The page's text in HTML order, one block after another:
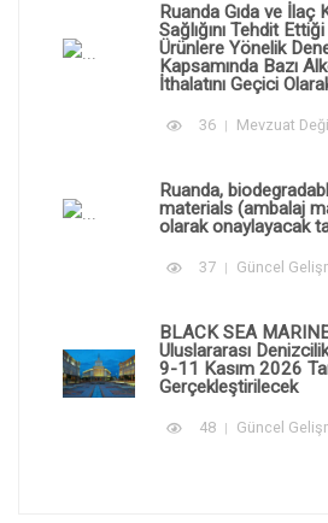
Ruanda Gıda ve İlaç
Sağlığını Tehdit
Ürünlere Yönelik
Kapsamında Bazı
İthalatını Geçici
36 Mevzuat
Ruanda,
materials (ambalaj
olarak onaylayacak
37 Güncel
BLACK SEA
Uluslararası
9-11 Kasım 2026
Gerçekleştirilecek
48 Güncel